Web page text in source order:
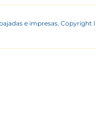
e impresas. Copyright